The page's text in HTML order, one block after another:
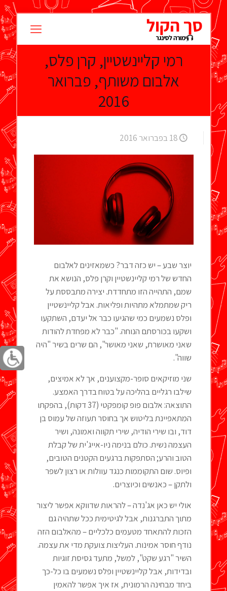
רמי קליינשטיין, קרן פלס,
אלבום משותף, פברואר
2016
18 בפברואר 2016
יוצר שבע – יש כזה דבר? כשמאזינים לאלבום
החדש של רמי קליינשטיין וקרן פלס, הנושא את
שמם, התהייה הזו מתחדדת. יצירה מתבססת על
ריק שמתמלא מתהיות ופליאות. אבל קליינשטיין
ופלס נשמעים כמי שהגיעו כבר אל יעדם, השתקעו
ושקעו בכורסתם הנוחה. "כבר לא מפחדת להודות
שאני מאושרת, שאני מאושר", הם שרים בשיר "היה
שווה".
שני מוזיקאים סופר-מקצוענים, אך לא אמיצים,
שילבו רגליים בהליכה על בטוח בדרך האמצע.
התוצאה: אלבום פופ קומפקטי (37 דקות), בהפקתו
המתאפיינת בליטוש אך בחוסר תעוזה של עמוס בן
דוד, ובו שירי הודיה, שירי תקווה ואמונה, ושיר
העצמה נשית. כולם בנימה ניו-אייג'ית של קבלת
הטוב והרע; הסתפקות ברגעים הקטנים הטובים,
ופיוס. שום התקוממות כנגד עוולות או רצון לשפר
ולתקן – כאנשים וכיוצרים.
אולי יש כאן אג'נדה – להראות שדווקא אפשר ליצור
מתוך התברגנות, אבל לגיטימית ככל שתהיה גם
הזכות להתאחד מטעמים כלכליים – מהאלבום הזה
נודף חוסר אמינות. העליצות צועקת מדי את עצמה.
השיר "רגע שקט", למשל, מתעד גסיסת זוגיות
ובדידות, אבל קליינשטיין ופלס נשמעים בו כל-כך
ביחד מבחינה הרמונית, אז איך אפשר להאמין